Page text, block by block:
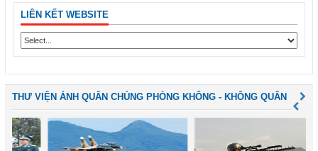
LIÊN KẾT WEBSITE
THƯ VIỆN ẢNH QUÂN CHỦNG PHÒNG KHÔNG - KHÔNG QUÂN